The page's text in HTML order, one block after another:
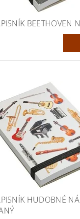
BEETHOVEN
HUDOBNÉ